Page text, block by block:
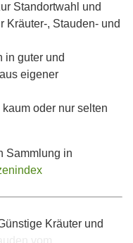
Standortwahl und
Kräuter-, Stauden- und
in guter und
eigener
oder nur selten
Sammlung in